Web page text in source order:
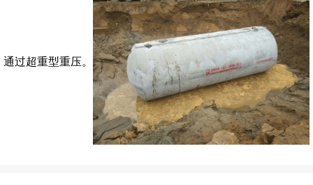
通过超重型重压。